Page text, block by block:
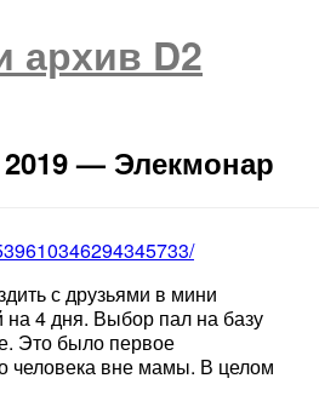
архив D2
— Элекмонар
с друзьями в мини
на 4 дня. Выбор пал на базу
Это было первое
человека вне мамы. В целом